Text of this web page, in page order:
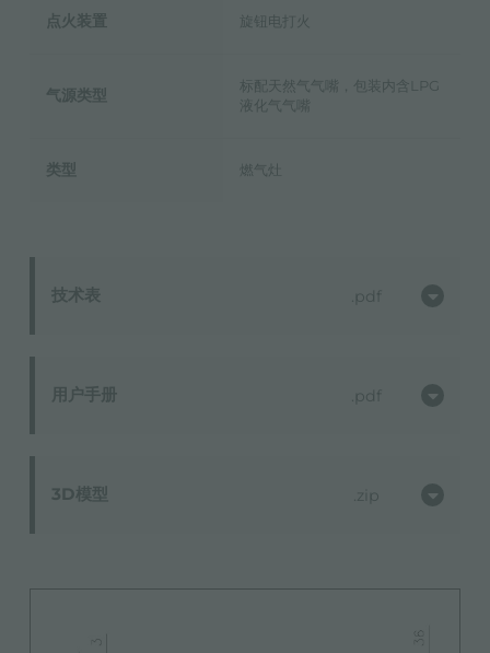
技术表 pdf
用户手册 pdf
3D模型 zip
点火装置 旋钮电打火
气源类型
标配天然气气嘴，包装内含LPG
液化气气嘴
类型 燃气灶